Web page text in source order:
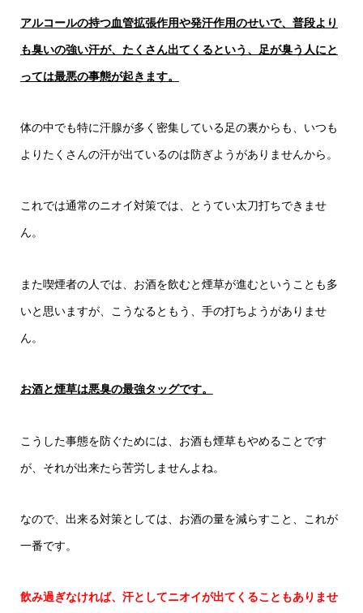
アルコールの持つ血管拡張作用や発汗作用のせいで、普段より
も臭いの強い汗が、たくさん出てくるという、足が臭う人にと
っては最悪の事態が起きます。
体の中でも特に汗腺が多く密集している足の裏からも、いつも
よりたくさんの汗が出ているのは防ぎようがありませんから。
これでは通常のニオイ対策では、とうてい太刀打ちできませ
ん。
また喫煙者の人では、お酒を飲むと煙草が進むということも多
いと思いますが、こうなるともう、手の打ちようがありませ
ん。
お酒と煙草は悪臭の最強タッグです。
こうした事態を防ぐためには、お酒も煙草もやめることです
が、それが出来たら苦労しませんよね。
なので、出来る対策としては、お酒の量を減らすこと、これが
一番です。
飲み過ぎなければ、汗としてニオイが出てくることもありませ